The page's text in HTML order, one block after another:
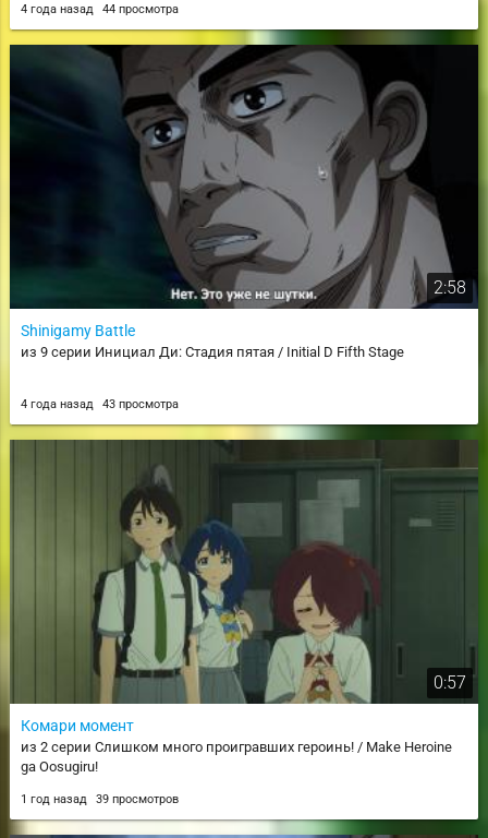
4 года назад 44 просмотра
2:58
Shinigamy Battle
из 9 серии Инициал Ди: Стадия пятая / Initial D Fifth Stage
4 года назад 43 просмотра
0:57
Комари момент
из 2 серии Слишком много проигравших героинь! / Make Heroine
ga Oosugiru!
1 год назад 39 просмотров